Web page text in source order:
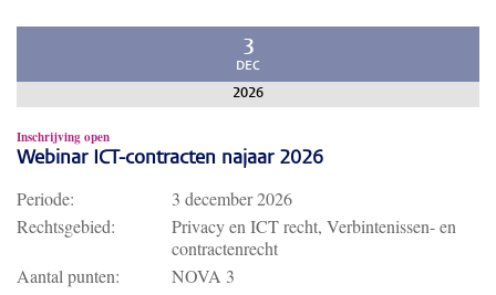
3
DEC
2026
Inschrijving open
Webinar ICT-contracten najaar 2026
Periode:
3 december 2026
Rechtsgebied:
Privacy en ICT recht, Verbintenissen- en
contractenrecht
Aantal punten:
NOVA 3